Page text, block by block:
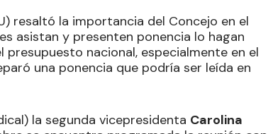
resaltó la importancia del Concejo en el
asistan y presenten ponencia lo hagan
nacional, especialmente en el
una ponencia que podría ser leída en
la segunda vicepresidenta Carolina